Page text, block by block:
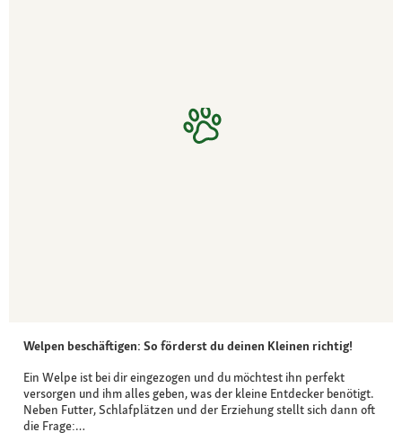
Welpen beschäftigen: So förderst du deinen Kleinen richtig!
Ein Welpe ist bei dir eingezogen und du möchtest ihn perfekt
versorgen und ihm alles geben, was der kleine Entdecker benötigt.
Neben Futter, Schlafplätzen und der Erziehung stellt sich dann oft
die Frage:…